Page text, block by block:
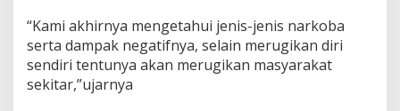
“Kami akhirnya mengetahui jenis-jenis narkoba
serta dampak negatifnya, selain merugikan diri
sendiri tentunya akan merugikan masyarakat
sekitar,”ujarnya